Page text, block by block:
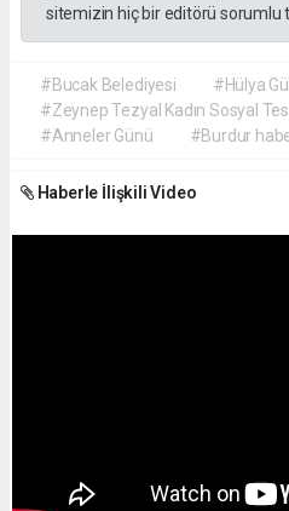
sitemizin hiç bir editörü sorumlu
#Bucak Belediyesi
#Hülya
#Zeynep Tezyal Kadın Sosyal
#Anneler Günü
#Burdur
Haberle İlişkili Video